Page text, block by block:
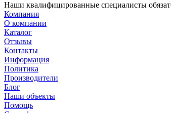
Наши квалифицированные специалисты
Компания
О компании
Каталог
Отзывы
Контакты
Информация
Политика
Производители
Блог
Наши объекты
Помощь